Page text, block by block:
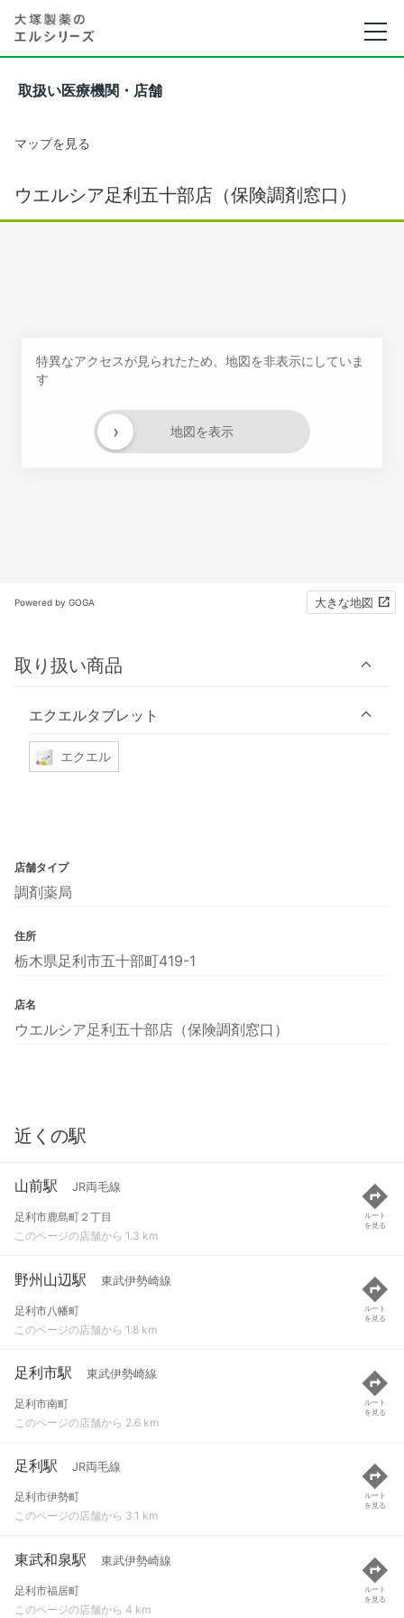
取扱い医療機関・店舗
マップを見る
ウエルシア足利五十部店（保険調剤窓口）
特異なアクセスが見られたため、地図を非表示にしていま
す
地図を表示
›
Powered by GOGA 大きな地図
取り扱い商品
エクエルタブレット
エクエル
店舗タイプ
調剤薬局
住所
栃木県足利市五十部町419-1
店名
ウエルシア足利五十部店（保険調剤窓口）
近くの駅
山前駅 JR両毛線
足利市鹿島町２丁目
このページの店舗から 1.3 km
ルート
を見る
野州山辺駅 東武伊勢崎線
足利市八幡町
このページの店舗から 1.8 km
ルート
を見る
足利市駅 東武伊勢崎線
足利市南町
このページの店舗から 2.6 km
ルート
を見る
足利駅 JR両毛線
足利市伊勢町
このページの店舗から 3.1 km
ルート
を見る
東武和泉駅 東武伊勢崎線
足利市福居町
このページの店舗から 4 km
ルート
を見る